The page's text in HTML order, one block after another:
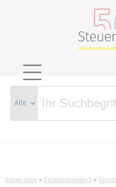
Steuertipps Selbstständigkeit